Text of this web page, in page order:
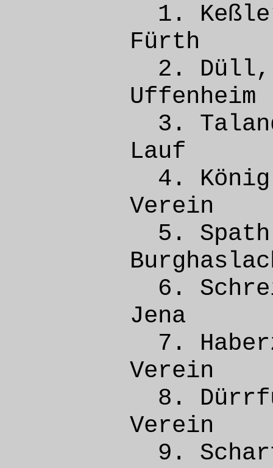
1.
2.
3.
4.
5.
6.
7.
8.
9.